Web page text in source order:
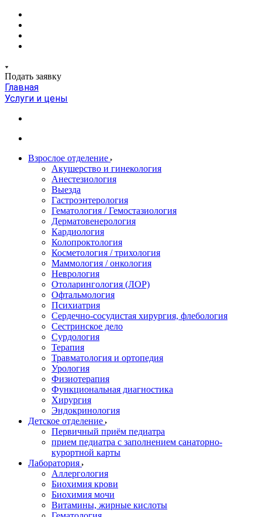
Подать заявку
Главная
Услуги и цены
Взрослое отделение
Акушерство и гинекология
Анестезиология
Выезда
Гастроэнтерология
Гематология / Гемостазиология
Дерматовенерология
Кардиология
Колопроктология
Косметология / трихология
Маммология / онкология
Неврология
Отоларингология (ЛОР)
Офтальмология
Психиатрия
Сердечно-сосудистая хирургия, флебология
Сестринское дело
Сурдология
Терапия
Травматология и ортопедия
Урология
Физиотерапия
Функциональная диагностика
Хирургия
Эндокринология
Детское отделение
Первичный приём педиатра
прием педиатра с заполнением санаторно-
курортной карты
Лаборатория
Аллергология
Биохимия крови
Биохимия мочи
Витамины, жирные кислоты